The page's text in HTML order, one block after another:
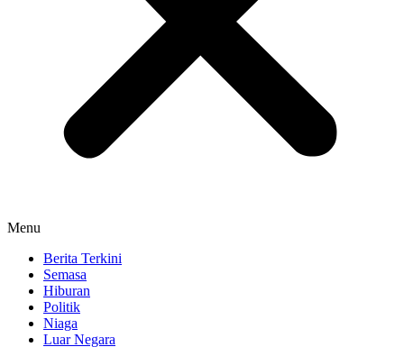
Menu
Berita Terkini
Semasa
Hiburan
Politik
Niaga
Luar Negara